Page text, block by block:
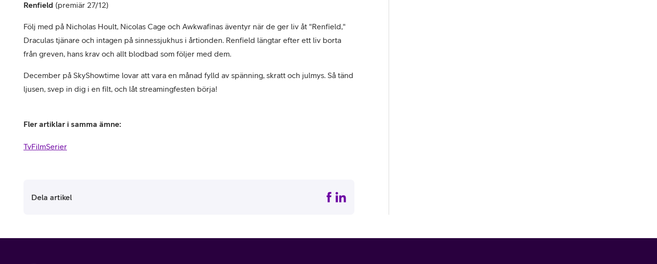
Renfield (premiär 27/12)
Följ med på Nicholas Hoult, Nicolas Cage och Awkwafinas äventyr när de ger liv åt "Renfield,"
Draculas tjänare och intagen på sinnessjukhus i årtionden. Renfield längtar efter ett liv borta
från greven, hans krav och allt blodbad som följer med dem.
December på SkyShowtime lovar att vara en månad fylld av spänning, skratt och julmys. Så tänd
ljusen, svep in dig i en filt, och låt streamingfesten börja!
Fler artiklar i samma ämne:
TvFilmSerier
Dela artikel